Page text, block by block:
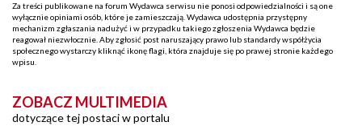
Za treści publikowane na forum Wydawca serwisu nie ponosi odpowiedzialności i są one
wyłącznie opiniami osób, które je zamieszczają. Wydawca udostępnia przystępny
mechanizm zgłaszania nadużyć i w przypadku takiego zgłoszenia Wydawca będzie
reagował niezwłocznie. Aby zgłosić post naruszający prawo lub standardy współżycia
społecznego wystarczy kliknąć ikonę flagi, która znajduje się po prawej stronie każdego
wpisu.
ZOBACZ MULTIMEDIA
dotyczące tej postaci w portalu